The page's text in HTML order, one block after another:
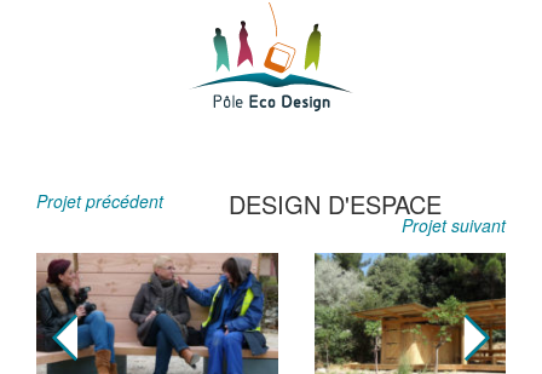
Projet précédent DESIGN D'ESPACE
Projet suivant